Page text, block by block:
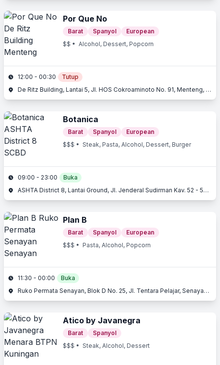
Por Que No
Barat Spanyol
European
$$ • Alcohol, Dessert, Popcorn
12:00 - 00:30
Tutup
De Ritz Building, Lantai 5, Jl. HOS Cokroaminoto No. 91, Menteng, Jakarta Pusat, Jakarta
Botanica
Barat Spanyol
European
$$$ • Steak, Pasta, Alcohol, Dessert, Burger
09:00 - 23:00
Buka
ASHTA District 8, Lantai Ground, Jl. Jenderal Sudirman Kav. 52 - 53, SCBD, Kebayoran Baru, Jakarta Selatan, Jakarta
Plan B
Barat Spanyol
European
$$$ • Pasta, Alcohol, Popcorn
11:30 - 00:00
Buka
Ruko Permata Senayan, Blok D No. 25, Jl. Tentara Pelajar, Senayan, Jakarta Selatan, Jakarta
Atico by Javanegra
Barat
Spanyol
$$$ • Steak, Alcohol, Dessert